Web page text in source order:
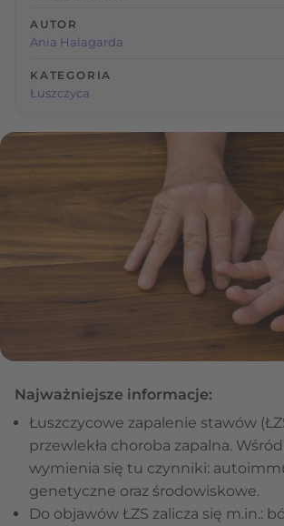
AUTOR
Ania Halagarda
KATEGORIA
Łuszczyca
Najważniejsze informacje:
Łuszczycowe zapalenie stawów
przewlekła choroba zapalna.
wymienia się tu czynniki:
genetyczne oraz środowiskowe.
Do objawów ŁZS zalicza się m.in.: